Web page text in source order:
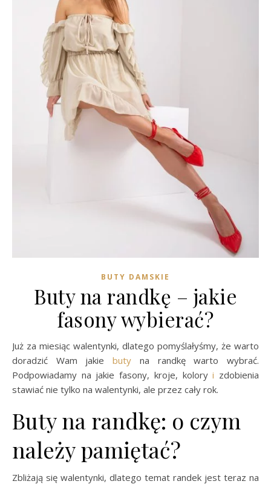
BUTY DAMSKIE
Buty na randkę – jakie
fasony wybierać?
Już za miesiąc walentynki, dlatego pomyślałyśmy, że warto
doradzić Wam jakiebuty na randkę warto wybrać.
Podpowiadamy na jakie fasony, kroje, koloryi zdobienia
stawiać nie tylko na walentynki, ale przez cały rok.
Buty na randkę: o czym
należy pamiętać?
Zbliżają się walentynki, dlatego temat randek jest teraz na